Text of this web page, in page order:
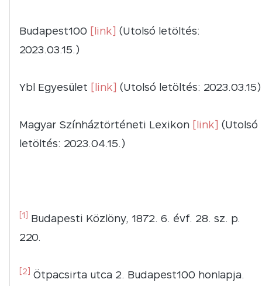
Budapest100 [link] (Utolsó letöltés:
2023.03.15.)
Ybl Egyesület [link] (Utolsó letöltés: 2023.03.15)
Magyar Színháztörténeti Lexikon [link] (Utolsó
letöltés: 2023.04.15.)
[1]
Budapesti Közlöny, 1872. 6. évf. 28. sz. p.
220.
[2]
Ötpacsirta utca 2. Budapest100 honlapja.